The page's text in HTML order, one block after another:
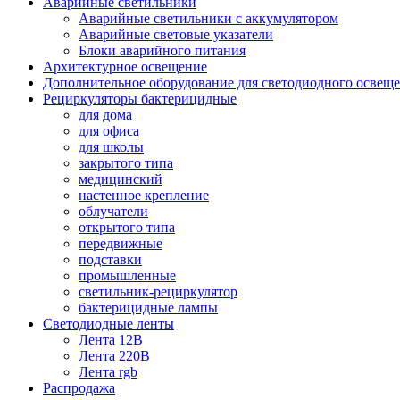
Аварийные светильники с аккумулятором
Аварийные световые указатели
Блоки аварийного питания
Архитектурное освещение
Дополнительное оборудование для светодиодного
Рециркуляторы бактерицидные
для дома
для офиса
для школы
закрытого типа
медицинский
настенное крепление
облучатели
открытого типа
передвижные
подставки
промышленные
светильник-рециркулятор
бактерицидные лампы
Светодиодные ленты
Лента 12В
Лента 220В
Лента rgb
Распродажа